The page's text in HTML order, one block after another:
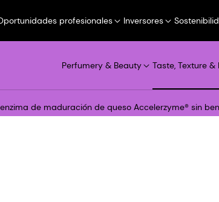
profesionales Inversores
Perfumery & Beauty Taste, Texture &
de maduración de queso Accelerzyme® sin